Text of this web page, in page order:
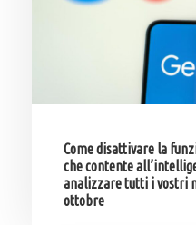
Come disattivare la
che contente
analizzare tutti i vostri
ottobre